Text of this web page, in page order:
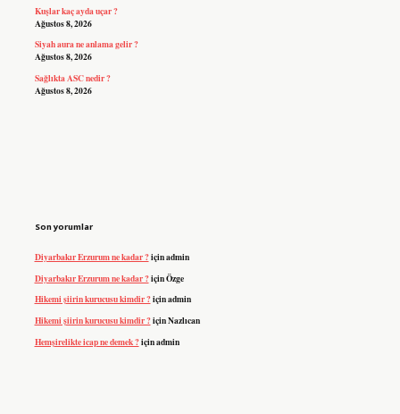
Kuşlar kaç ayda uçar ?
Ağustos 8, 2026
Siyah aura ne anlama gelir ?
Ağustos 8, 2026
Sağlıkta ASC nedir ?
Ağustos 8, 2026
Son yorumlar
Diyarbakır Erzurum ne kadar ?içinadmin
Diyarbakır Erzurum ne kadar ?içinÖzge
Hikemi şiirin kurucusu kimdir ?içinadmin
Hikemi şiirin kurucusu kimdir ?içinNazlıcan
Hemşirelikte icap ne demek ?içinadmin